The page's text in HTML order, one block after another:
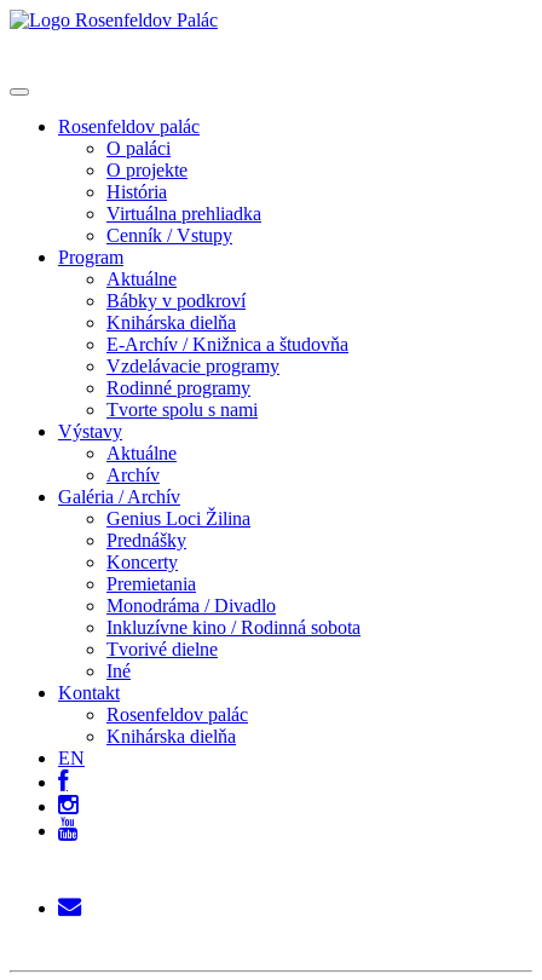
Rosenfeldov palác
O paláci
O projekte
História
Virtuálna prehliadka
Cenník / Vstupy
Program
Aktuálne
Bábky v podkroví
Knihárska dielňa
E-Archív / Knižnica a študovňa
Vzdelávacie programy
Rodinné programy
Tvorte spolu s nami
Výstavy
Aktuálne
Archív
Galéria / Archív
Genius Loci Žilina
Prednášky
Koncerty
Premietania
Monodráma / Divadlo
Inkluzívne kino / Rodinná sobota
Tvorivé dielne
Iné
Kontakt
Rosenfeldov palác
Knihárska dielňa
EN